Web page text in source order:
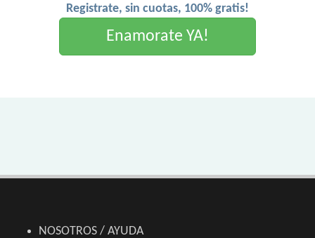
Registrate, sin cuotas, 100% gratis!
Enamorate YA!
NOSOTROS / AYUDA